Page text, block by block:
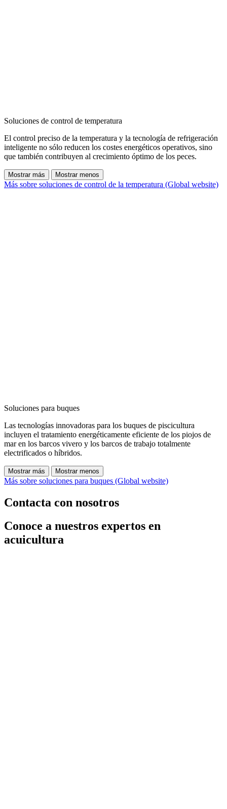
Soluciones de control de temperatura
El control preciso de la temperatura y la tecnología de refrigeración
inteligente no sólo reducen los costes energéticos operativos, sino
que también contribuyen al crecimiento óptimo de los peces.
Mostrar más Mostrar menos
Más sobre soluciones de control de la temperatura (Global website)
Soluciones para buques
Las tecnologías innovadoras para los buques de piscicultura
incluyen el tratamiento energéticamente eficiente de los piojos de
mar en los barcos vivero y los barcos de trabajo totalmente
electrificados o híbridos.
Mostrar más Mostrar menos
Más sobre soluciones para buques (Global website)
Contacta con nosotros
Conoce a nuestros expertos en
acuicultura